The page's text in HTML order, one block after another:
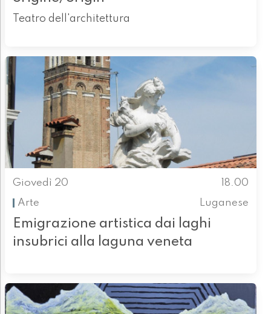
Teatro dell'architettura
Giovedì 20
18.00
Arte
Luganese
Emigrazione artistica dai laghi
insubrici alla laguna veneta